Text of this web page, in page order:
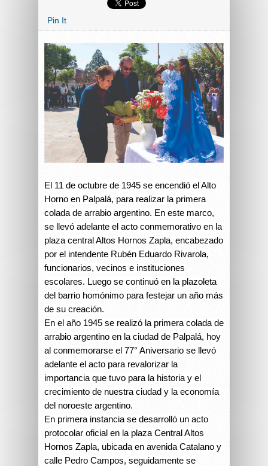
Pin It
El 11 de octubre de 1945 se encendió el Alto
Horno en Palpalá, para realizar la primera
colada de arrabio argentino. En este marco,
se llevó adelante el acto conmemorativo en la
plaza central Altos Hornos Zapla, encabezado
por el intendente Rubén Eduardo Rivarola,
funcionarios, vecinos e instituciones
escolares. Luego se continuó en la plazoleta
del barrio homónimo para festejar un año más
de su creación.
En el año 1945 se realizó la primera colada de
arrabio argentino en la ciudad de Palpalá, hoy
al conmemorarse el 77° Aniversario se llevó
adelante el acto para revalorizar la
importancia que tuvo para la historia y el
crecimiento de nuestra ciudad y la economía
del noroeste argentino.
En primera instancia se desarrolló un acto
protocolar oficial en la plaza Central Altos
Hornos Zapla, ubicada en avenida Catalano y
calle Pedro Campos, seguidamente se